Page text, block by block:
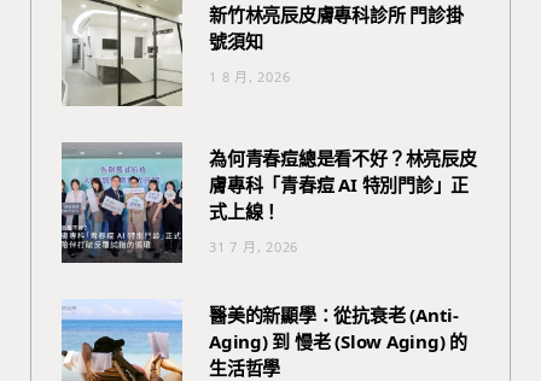
新竹林亮辰皮膚專科診所 門診掛
號須知
1 8 月, 2026
為何青春痘總是看不好？林亮辰皮
膚專科「青春痘 AI 特別門診」正
式上線！
31 7 月, 2026
醫美的新顯學：從抗衰老 (Anti-
Aging) 到 慢老 (Slow Aging) 的
生活哲學